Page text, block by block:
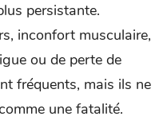
persistante.
inconfort musculaire,
ou de perte de
fréquents, mais ils ne
une fatalité.